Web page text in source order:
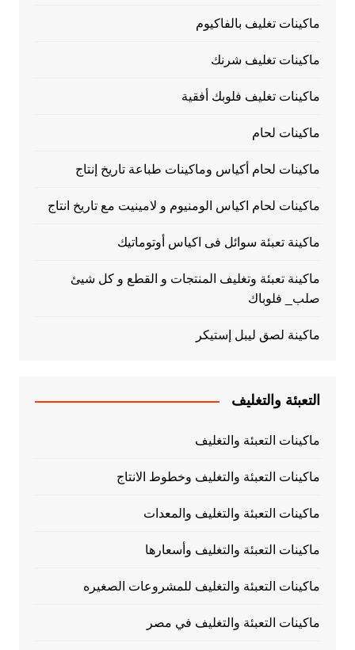
ماكينات تغليف بالفاكيوم
ماكينات تغليف شرنك
ماكينات تغليف فلوبك أفقية
ماكينات لحام
ماكينات لحام أكياس وماكينات طباعة تاريخ إنتاج
ماكينات لحام اكياس الومنيوم و لامينيت مع تاريخ انتاج
ماكينة تعبئة سوائل فى اكياس أوتوماتيك
ماكينة تعبئة وتغليف المنتجات و القطع و كل شيئ
صلب_ فلوباك
ماكينة لصق ليبل إستيكر
التعبئة والتغليف
ماكينات التعبئة والتغليف
ماكينات التعبئة والتغليف وخطوط الانتاج
ماكينات التعبئة والتغليف والمعدات
ماكينات التعبئة والتغليف وأسعارها
ماكينات التعبئة والتغليف للمشروعات الصغيره
ماكينات التعبئة والتغليف في مصر